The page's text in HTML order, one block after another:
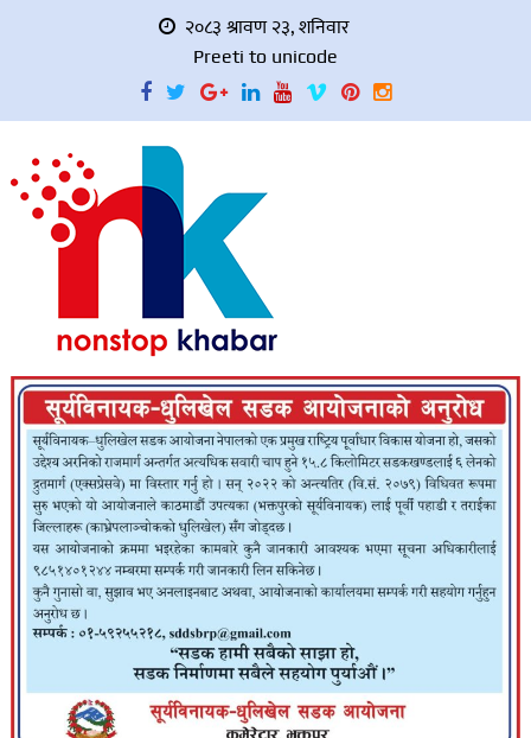
२०८३ श्रावण २३, शनिवार
Preeti to unicode